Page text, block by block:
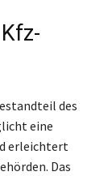
des
eine
erleichtert
Das